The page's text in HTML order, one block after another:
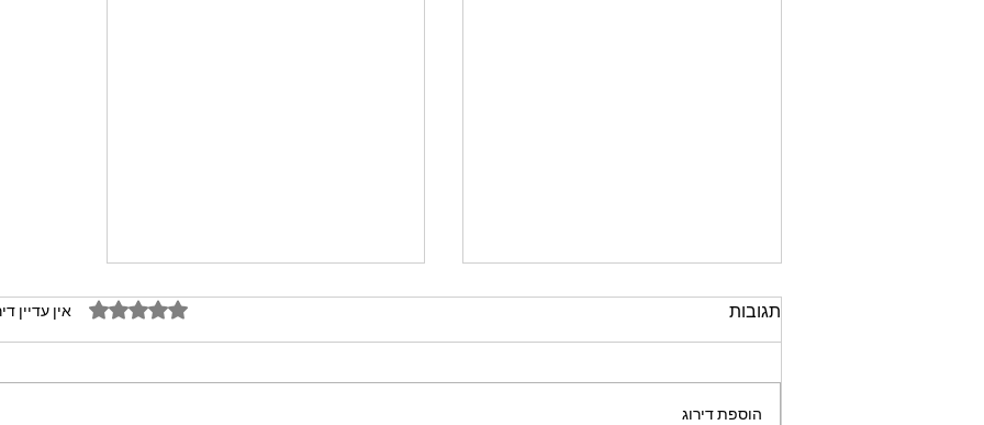
תגובות דירוג של 0 מתוך 5 כוכבים אין עדיין
הוספת דירוג